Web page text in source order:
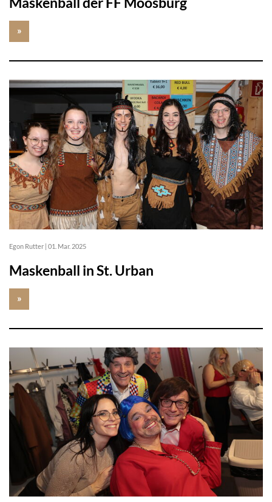
»
Egon Rutter | 01. Mar. 2025
Maskenball in St. Urban
»